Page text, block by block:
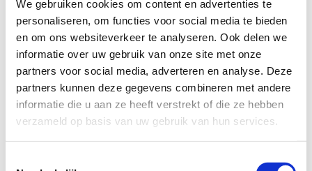
We gebruiken cookies om content en advertenties te
personaliseren, om functies voor social media te bieden
en om ons websiteverkeer te analyseren. Ook delen we
informatie over uw gebruik van onze site met onze
partners voor social media, adverteren en analyse. Deze
partners kunnen deze gegevens combineren met andere
informatie die u aan ze heeft verstrekt of die ze hebben
verzameld op basis van uw gebruik van hun services.
Chase what? Voor wie nog nooit van chase tag gehoord
heeft, is ASFALT het uitgelezen moment om de sport te
ontdekken. Want ook al wordt chase tag wel eens
omschreven als 'tikkertje voor volwassenen', een
internationale topsport is het zeker. Met competities en
teams van wereldniveau. In september te ontdekken op
het ponton aan het Houtdok in Gent.